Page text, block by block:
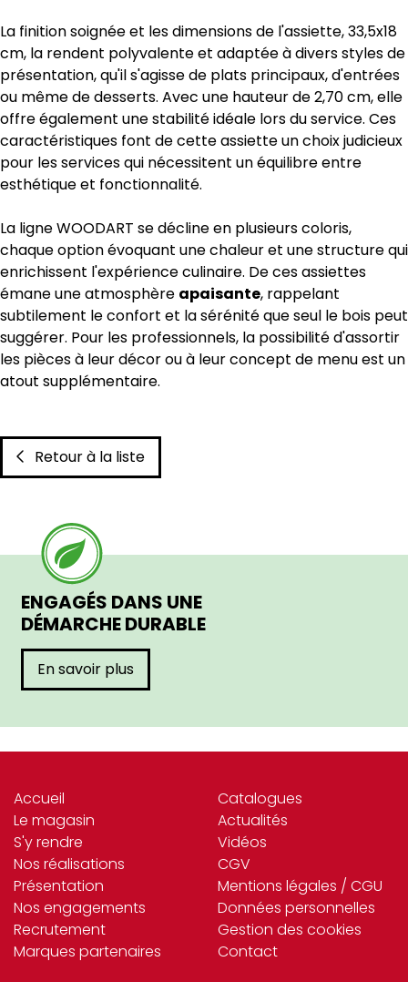
La finition soignée et les dimensions de l'assiette, 33,5x18
cm, la rendent polyvalente et adaptée à divers styles de
présentation, qu'il s'agisse de plats principaux, d'entrées
ou même de desserts. Avec une hauteur de 2,70 cm, elle
offre également une stabilité idéale lors du service. Ces
caractéristiques font de cette assiette un choix judicieux
pour les services qui nécessitent un équilibre entre
esthétique et fonctionnalité.
La ligne WOODART se décline en plusieurs coloris,
chaque option évoquant une chaleur et une structure qui
enrichissent l'expérience culinaire. De ces assiettes
émane une atmosphère apaisante, rappelant
subtilement le confort et la sérénité que seul le bois peut
suggérer. Pour les professionnels, la possibilité d'assortir
les pièces à leur décor ou à leur concept de menu est un
atout supplémentaire.
Retour à la liste
ENGAGÉS DANS UNE
DÉMARCHE DURABLE
En savoir plus
Accueil
Le magasin
S'y rendre
Nos réalisations
Présentation
Nos engagements
Recrutement
Marques partenaires
Catalogues
Actualités
Vidéos
CGV
Mentions légales / CGU
Données personnelles
Gestion des cookies
Contact